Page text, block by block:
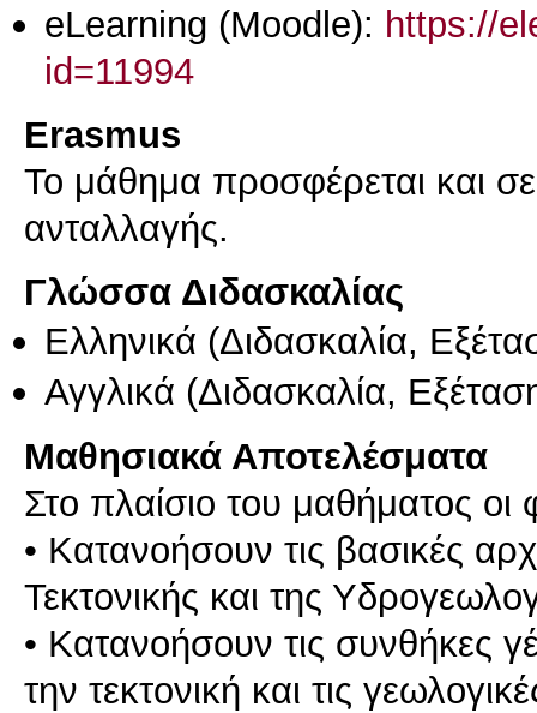
eLearning (Moodle): https://
id=11994
Erasmus
Το μάθημα προσφέρεται και
ανταλλαγής.
Γλώσσα Διδασκαλίας
Ελληνικά (Διδασκαλία,
Αγγλικά (Διδασκαλία,
Μαθησιακά Αποτελέσματα
Στο πλαίσιο του μαθήματος οι
• Κατανοήσουν τις βασικές
Τεκτονικής και της
• Κατανοήσουν τις συνθήκες
την τεκτονική και τις